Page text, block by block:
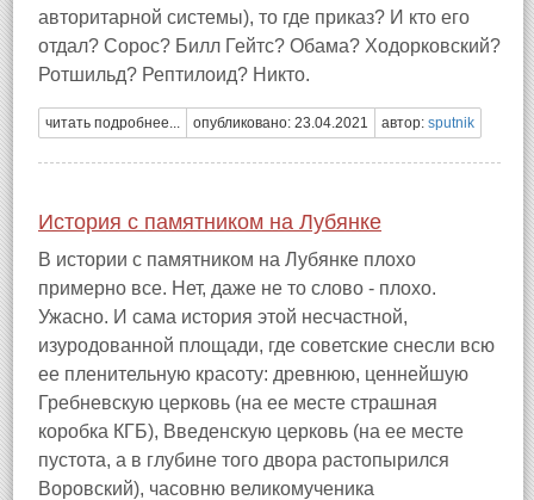
авторитарной системы), то где приказ? И кто его
отдал? Сорос? Билл Гейтс? Обама? Ходорковский?
Ротшильд? Рептилоид? Никто.
читать подробнее... опубликовано: 23.04.2021 автор: sputnik
История с памятником на Лубянке
В истории с памятником на Лубянке плохо
примерно все. Нет, даже не то слово - плохо.
Ужасно. И сама история этой несчастной,
изуродованной площади, где советские снесли всю
ее пленительную красоту: древнюю, ценнейшую
Гребневскую церковь (на ее месте страшная
коробка КГБ), Введенскую церковь (на ее месте
пустота, а в глубине того двора растопырился
Воровский), часовню великомученика